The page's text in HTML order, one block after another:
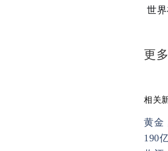
世
更
相关
黄金
190